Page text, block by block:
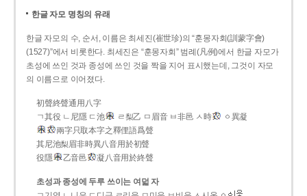
한글 자모 명칭의 유래
한글 자모의 수, 순서, 이름은 최세진(崔世珍)의 “훈몽자회(訓蒙字會)
(1527)”에서 비롯한다. 최세진은 “훈몽자회” 범례(凡例)에서 한글 자모가
초성에 쓰인 것과 종성에 쓰인 것을 짝을 지어 표시했는데, 그것이 자모
의 이름으로 이어졌다.
初聲終聲通用八字
ㄱ其役 ㄴ尼隱 ㄷ池
ㄹ梨乙 ㅁ眉音 ㅂ非邑 ㅅ時
ㆁ異凝
兩字只取本字之釋俚語爲聲
其尼池梨眉非時異八音用於初聲
役隱
乙音邑 凝八音用於終聲
초성과 종성에 두루 쓰이는 여덟 자